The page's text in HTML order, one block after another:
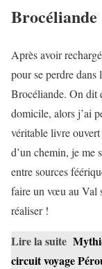
Brocéliande
Après avoir
pour se perdre dans
Brocéliande. On dit
domicile, alors j’ai
véritable livre
d’un chemin, je me
entre sources
faire un vœu au Val
réaliser !
Lire la suite
circuit voyage